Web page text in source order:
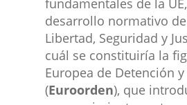
desarrollo normativo
Libertad, Seguridad y
cuál se constituiría la
Europea de Detención y
(Euroorden), que